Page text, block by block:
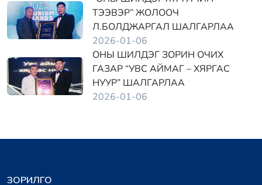
ТЭЭВЭР” ЖОЛООЧ
Л.БОЛДЖАРГАЛ ШАЛГАРЛАА
2026-01-06
ОНЫ ШИЛДЭГ ЗОРИН ОЧИХ
ГАЗАР “УВС АЙМАГ – ХЯРГАС
НУУР” ШАЛГАРЛАА
2026-01-06
ЗОРИЛГО